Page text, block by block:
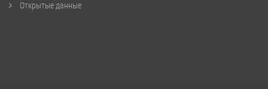
Открытые данные